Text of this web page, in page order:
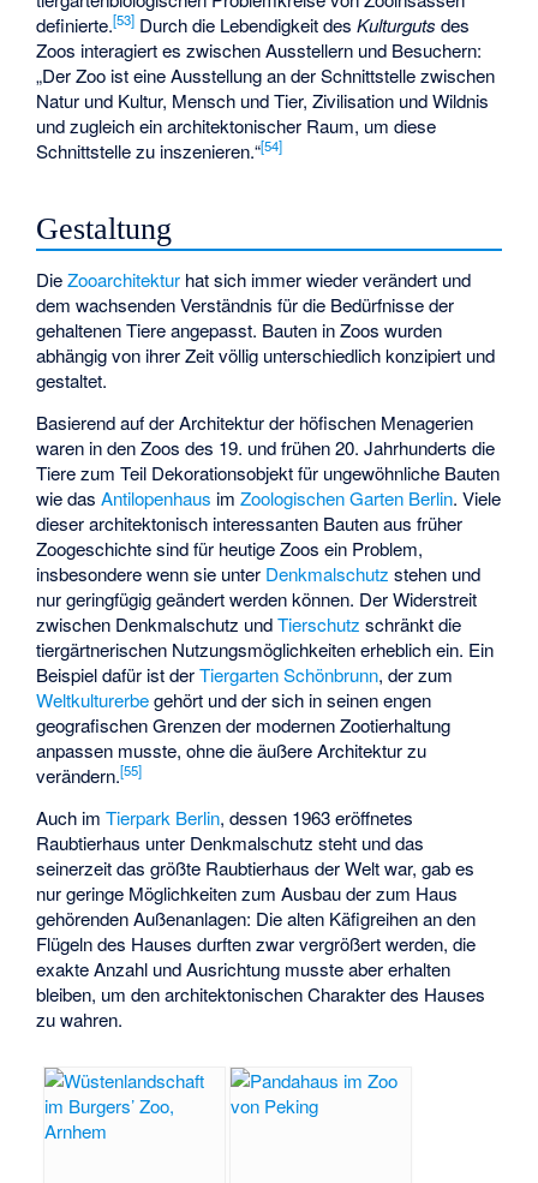
definierte.[53] Durch die Lebendigkeit desKulturguts des
Zoos interagiert es zwischen Ausstellern und Besuchern:
„Der Zoo ist eine Ausstellung an der Schnittstelle zwischen
Natur und Kultur, Mensch und Tier, Zivilisation und Wildnis
und zugleich ein architektonischer Raum, um diese
Schnittstelle zu inszenieren.“[54]
Gestaltung
DieZooarchitektur hat sich immer wieder verändert und
dem wachsenden Verständnis für die Bedürfnisse der
gehaltenen Tiere angepasst. Bauten in Zoos wurden
abhängig von ihrer Zeit völlig unterschiedlich konzipiert und
gestaltet.
Basierend auf der Architektur der höfischen Menagerien
waren in den Zoos des 19. und frühen 20. Jahrhunderts die
Tiere zum Teil Dekorationsobjekt für ungewöhnliche Bauten
wie dasAntilopenhaus imZoologischen Garten Berlin. Viele
dieser architektonisch interessanten Bauten aus früher
Zoogeschichte sind für heutige Zoos ein Problem,
insbesondere wenn sie unter Denkmalschutz stehen und
nur geringfügig geändert werden können. Der Widerstreit
zwischen Denkmalschutz undTierschutz schränkt die
tiergärtnerischen Nutzungsmöglichkeiten erheblich ein. Ein
Beispiel dafür ist derTiergarten Schönbrunn, der zum
Weltkulturerbegehört und der sich in seinen engen
geografischen Grenzen der modernen Zootierhaltung
anpassen musste, ohne die äußere Architektur zu
verändern.[55]
Auch imTierpark Berlin, dessen 1963 eröffnetes
Raubtierhaus unter Denkmalschutz steht und das
seinerzeit das größte Raubtierhaus der Welt war, gab es
nur geringe Möglichkeiten zum Ausbau der zum Haus
gehörenden Außenanlagen: Die alten Käfigreihen an den
Flügeln des Hauses durften zwar vergrößert werden, die
exakte Anzahl und Ausrichtung musste aber erhalten
bleiben, um den architektonischen Charakter des Hauses
zu wahren.